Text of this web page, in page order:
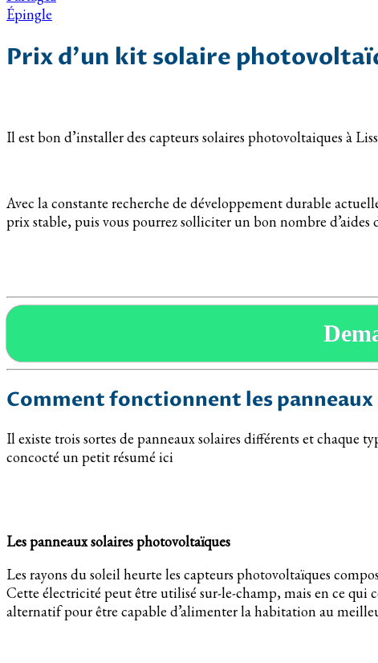
Épingle
Prix d’un kit solaire
Il est bon d’installer des capteurs solaires photovoltaiques à
Avec la constante recherche de développement durable
prix stable, puis vous pourrez solliciter un bon nombre d’aides
Comment fonctionnent les panneaux
Il existe trois sortes de panneaux solaires différents et chaque
concocté un petit résumé ici
Les panneaux solaires photovoltaïques
Les rayons du soleil heurte les capteurs photovoltaïques
Cette électricité peut être utilisé sur-le-champ, mais en ce qui
alternatif pour être capable d’alimenter la habitation au